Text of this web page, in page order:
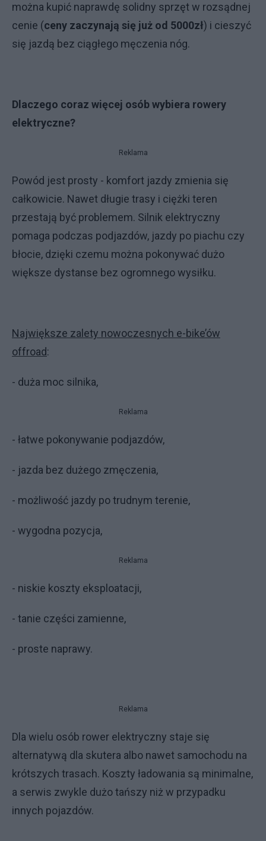
można kupić naprawdę solidny sprzęt w rozsądnej
cenie (ceny zaczynają się już od 5000zł) i cieszyć
się jazdą bez ciągłego męczenia nóg.
Dlaczego coraz więcej osób wybiera rowery
elektryczne?
Reklama
Powód jest prosty - komfort jazdy zmienia się
całkowicie. Nawet długie trasy i ciężki teren
przestają być problemem. Silnik elektryczny
pomaga podczas podjazdów, jazdy po piachu czy
błocie, dzięki czemu można pokonywać dużo
większe dystanse bez ogromnego wysiłku.
Największe zalety nowoczesnych e-bike’ów
offroad:
- duża moc silnika,
Reklama
- łatwe pokonywanie podjazdów,
- jazda bez dużego zmęczenia,
- możliwość jazdy po trudnym terenie,
- wygodna pozycja,
Reklama
- niskie koszty eksploatacji,
- tanie części zamienne,
- proste naprawy.
Reklama
Dla wielu osób rower elektryczny staje się
alternatywą dla skutera albo nawet samochodu na
krótszych trasach. Koszty ładowania są minimalne,
a serwis zwykle dużo tańszy niż w przypadku
innych pojazdów.